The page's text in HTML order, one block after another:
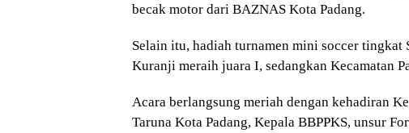
becak motor dari BAZNAS Kota Padang.
Selain itu, hadiah turnamen mini soccer tingkat
Kuranji meraih juara I, sedangkan Kecamatan
Acara berlangsung meriah dengan kehadiran
Taruna Kota Padang, Kepala BBPPKS, unsur